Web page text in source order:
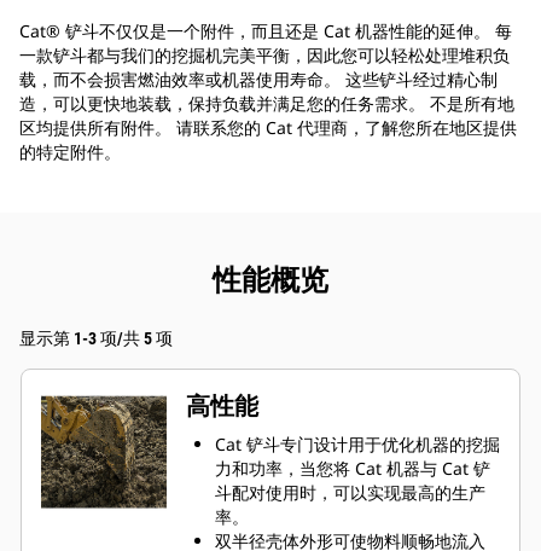
Cat® 铲斗不仅仅是一个附件，而且还是 Cat 机器性能的延伸。 每
一款铲斗都与我们的挖掘机完美平衡，因此您可以轻松处理堆积负
载，而不会损害燃油效率或机器使用寿命。 这些铲斗经过精心制
造，可以更快地装载，保持负载并满足您的任务需求。 不是所有地
区均提供所有附件。 请联系您的 Cat 代理商，了解您所在地区提供
的特定附件。
性能概览
显示第 1-3 项/共 5 项
高性能
Cat 铲斗专门设计用于优化机器的挖掘
力和功率，当您将 Cat 机器与 Cat 铲
斗配对使用时，可以实现最高的生产
率。
双半径壳体外形可使物料顺畅地流入